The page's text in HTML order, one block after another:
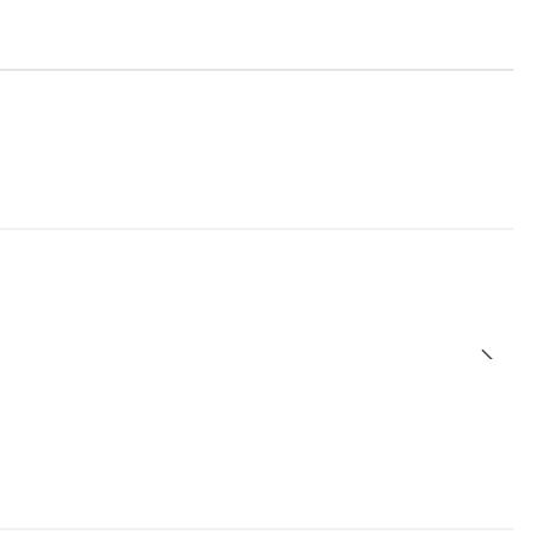
y momentos de acción explosiva que pondrán a